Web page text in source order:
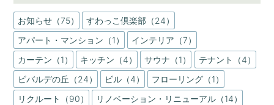
お知らせ（75）
すわっこ倶楽部（24）
アパート・マンション（1）
インテリア（7）
カーテン（1）
キッチン（4） サウナ（1）
テナント（4）
ビバルデの丘（24）
ビル（4）
フローリング（1）
リクルート（90）
リノベーション・リニューアル（14）